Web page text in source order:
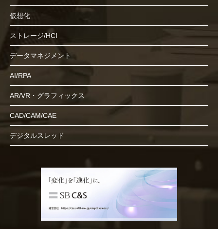
仮想化
ストレージ/HCI
データマネジメント
AI/RPA
AR/VR・グラフィックス
CAD/CAM/CAE
デジタルスレッド